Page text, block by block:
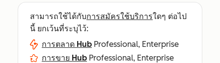
สามารถใช้ได้กับการสมัครใช้บริการใดๆ ต่อไป
นี้ ยกเว้นที่ระบุไว้:
การตลาด Hub Professional, Enterprise
การขาย Hub Professional, Enterprise